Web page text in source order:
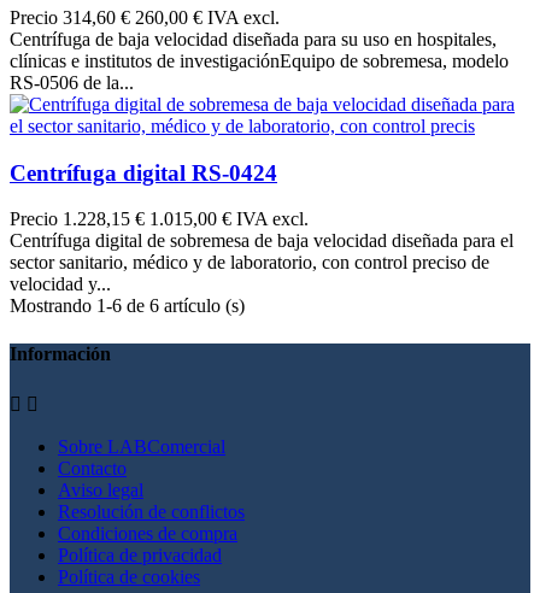
Precio 314,60 € 260,00 € IVA excl.
Centrífuga de baja velocidad diseñada para su uso en hospitales,
clínicas e institutos de investigaciónEquipo de sobremesa, modelo
RS-0506 de la...
Centrífuga digital RS-0424
Precio 1.228,15 € 1.015,00 € IVA excl.
Centrífuga digital de sobremesa de baja velocidad diseñada para el
sector sanitario, médico y de laboratorio, con control preciso de
velocidad y...
Mostrando 1-6 de 6 artículo (s)
Información
 
Sobre LABComercial
Contacto
Aviso legal
Resolución de conflictos
Condiciones de compra
Política de privacidad
Política de cookies